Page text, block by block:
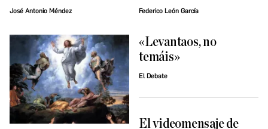
José Antonio Méndez Federico León García
«Levantaos, no
temáis»
El Debate
El videomensaje de